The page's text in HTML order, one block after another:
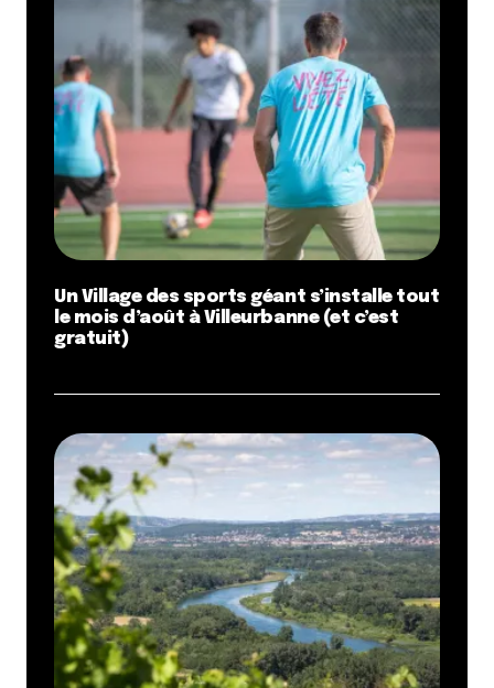
Un Village des sports géant s’installe tout
le mois d’août à Villeurbanne (et c’est
gratuit)